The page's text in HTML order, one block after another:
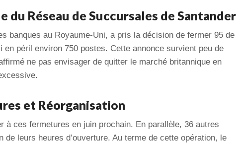
du Réseau de Succursales de Santander
banques au Royaume-Uni, a pris la décision de fermer 95 de
péril environ 750 postes. Cette annonce survient peu de
ne pas envisager de quitter le marché britannique en
et Réorganisation
à ces fermetures en juin prochain. En parallèle, 36 autres
leurs heures d’ouverture. Au terme de cette opération, le